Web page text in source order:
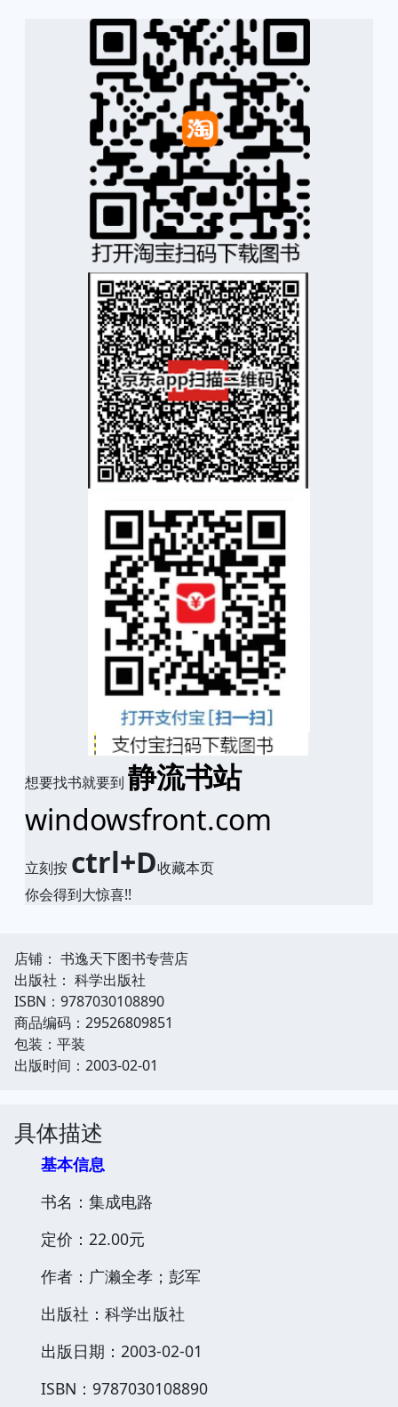
想要找书就要到 静流书站
windowsfront.com
立刻按 ctrl+D收藏本页
你会得到大惊喜!!
店铺： 书逸天下图书专营店
出版社： 科学出版社
ISBN：9787030108890
商品编码：29526809851
包装：平装
出版时间：2003-02-01
具体描述
基本信息
书名：集成电路
定价：22.00元
作者：广濑全孝；彭军
出版社：科学出版社
出版日期：2003-02-01
ISBN：9787030108890